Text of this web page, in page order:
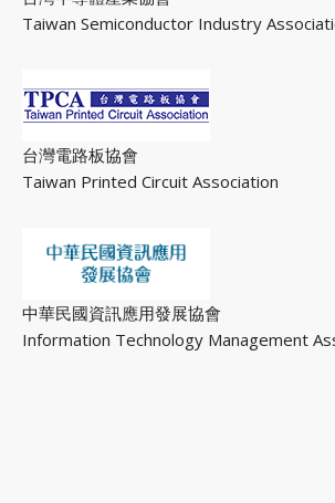
Taiwan Semiconductor Industry
台灣電路板協會
Taiwan Printed Circuit Association
中華民國資訊應用發展協會
Information Technology Management